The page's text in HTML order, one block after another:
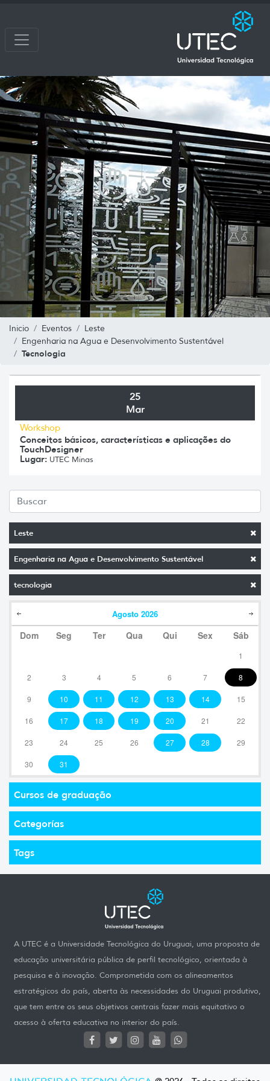
Inicio Eventos
Leste
Engenharia na Agua e Desenvolvimento Sustentável
Tecnologia
Leste
Engenharia na Agua e Desenvolvimento Sustentável
tecnologia
Agosto 2026
Dom Seg Ter Qua Qui Sex Sáb
1
2 3 4 5 6 7 8
9 10 11 12 13 14 15
16 17 18 19 20 21 22
23 24 25 26 27 28 29
30 31
Cursos de graduação
Categorías
Tags
25
Mar
Workshop
Conceitos básicos, características e aplicações do
TouchDesigner
Lugar: UTEC Minas
A UTEC é a Universidade Tecnológica do Uruguai, uma proposta de
educação universitária pública de perfil tecnológico, orientada à
pesquisa e à inovação. Comprometida com os alineamentos
estratégicos do país, aberta às necessidades do Uruguai produtivo,
que tem entre os seus objetivos centrais fazer mais equitativo o
acesso à oferta educativa no interior do país.